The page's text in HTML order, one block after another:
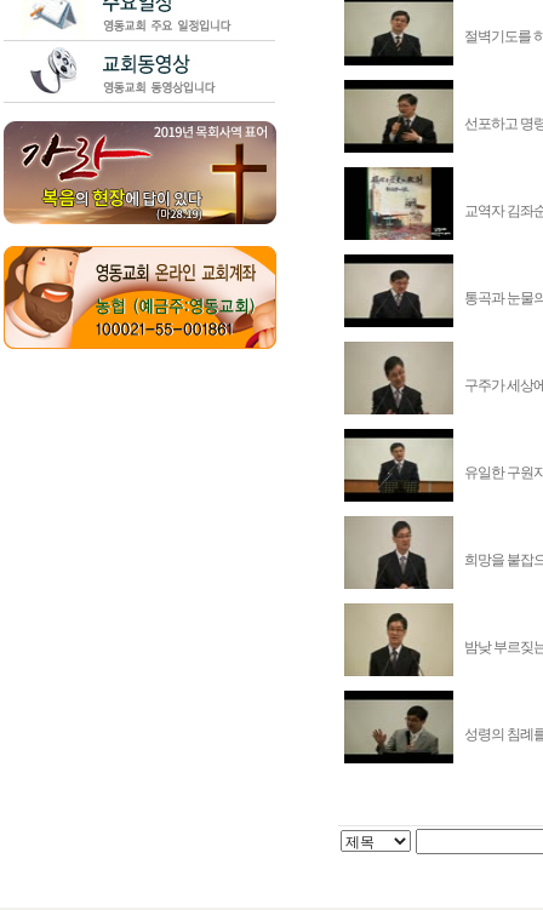
절벽기도를
선포하고 명
교역자 김좌
통곡과 눈물
구주가 세상
유일한 구원
희망을 붙잡
밤낮 부르짖
성령의 침례